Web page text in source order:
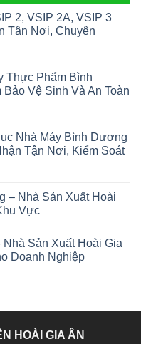
2, VSIP 2A, VSIP 3
Tận Nơi, Chuyên
Thực Phẩm Bình
Vệ Sinh Và An Toàn
Nhà Máy Bình Dương
Tận Nơi, Kiểm Soát
– Nhà Sản Xuất Hoài
Vực
Sản Xuất Hoài Gia
Doanh Nghiệp
HOÀI GIA ÂN